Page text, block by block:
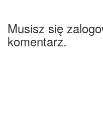
Musisz się
komentarz.